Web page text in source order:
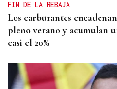
FIN DE LA REBAJA
Los carburantes
pleno verano y acumulan
casi el 20%